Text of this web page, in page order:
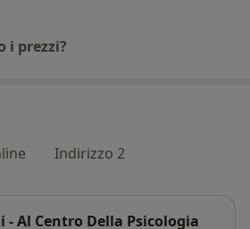
i prezzi?
Indirizzo 2
- Al Centro Della Psicologia